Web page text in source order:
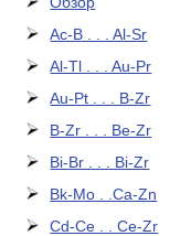
Ac-B . . . Al-Sr
Al-Tl . . . Au-Pr
Au-Pt . . . B-Zr
B-Zr . . . Be-Zr
Bi-Br . . . Bi-Zr
Bk-Mo . .Ca-Zn
Cd-Ce . . Ce-Zr